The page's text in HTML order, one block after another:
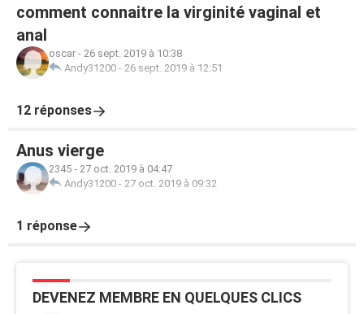
comment connaitre la virginité vaginal et
anal
oscar - 26 sept. 2019 à 10:38
Andy31200 - 26 sept. 2019 à 12:51
12 réponses
Anus vierge
2345 - 27 oct. 2019 à 04:47
Andy31200 - 27 oct. 2019 à 09:32
1 réponse
DEVENEZ MEMBRE EN QUELQUES CLICS